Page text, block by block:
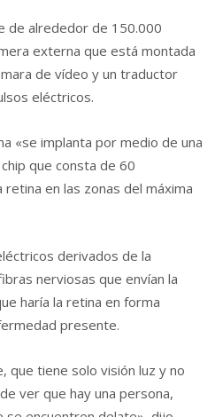
de alrededor de 150.000
externa que está montada
de vídeo y un traductor
eléctricos.
«se implanta por medio de una
que consta de 60
en las zonas del máxima
derivados de la
nerviosas que envían la
haría la retina en forma
presente.
que tiene solo visión luz y no
ver que hay una persona,